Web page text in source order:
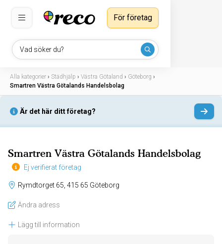
Vad söker du?
För företag
Alla kategorier › Städhjälp › Västra Götaland › Göteborg ›
Smartren Västra Götalands Handelsbolag
Är det här ditt företag?
Smartren Västra Götalands Handelsbolag
Ej verifierat företag
Rymdtorget 65, 415 65 Göteborg
Ändra adress
Lägg till information